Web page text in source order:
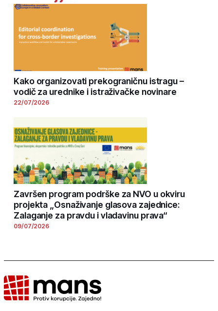
Kako organizovati prekograničnu istragu –
vodič za urednike i istraživačke novinare
22/07/2026
Završen program podrške za NVO u okviru
projekta „Osnaživanje glasova zajednice:
Zalaganje za pravdu i vladavinu prava“
09/07/2026